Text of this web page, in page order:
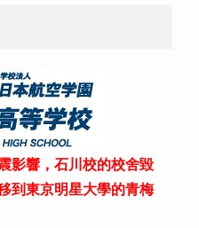
影響，石川校的校舍毀
到東京明星大學的青梅